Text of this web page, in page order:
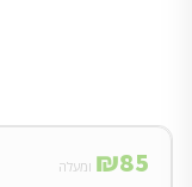
₪85 ומעלה